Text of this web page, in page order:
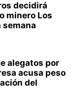
decidirá
minero Los
semana
alegatos por
acusa peso
del